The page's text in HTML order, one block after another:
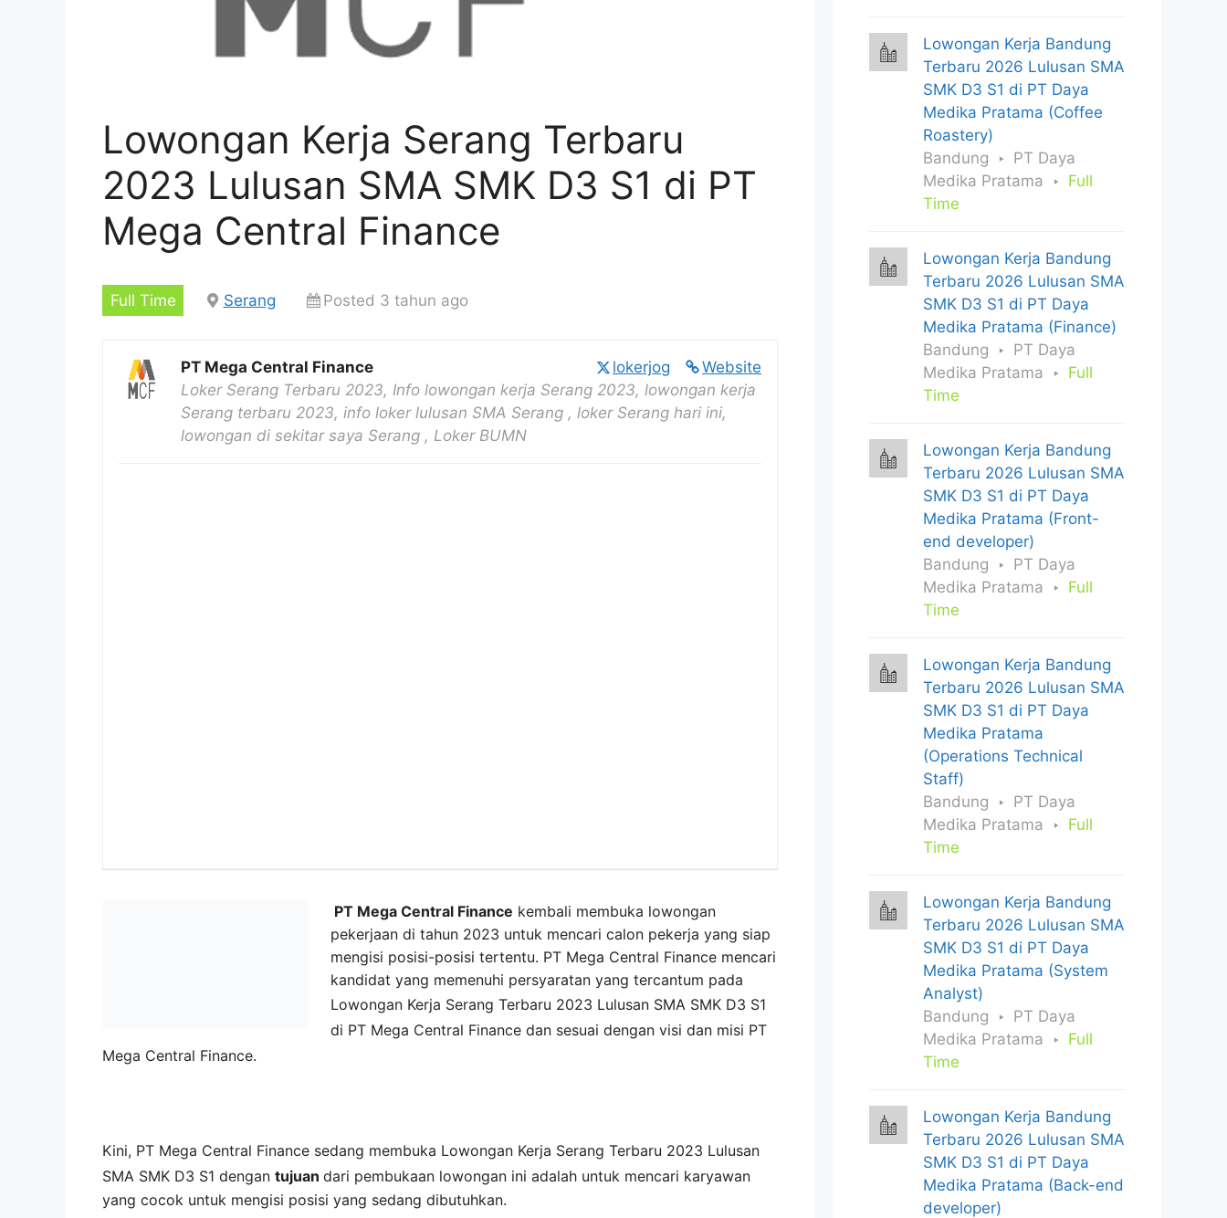
Lowongan Kerja Serang Terbaru
2023 Lulusan SMA SMK D3 S1 di PT
Mega Central Finance
Full Time Serang Posted 3 tahun ago
Website
lokerjog
PT Mega Central Finance
Loker Serang Terbaru 2023, Info lowongan kerja Serang 2023, lowongan kerja
Serang terbaru 2023, info loker lulusan SMA Serang , loker Serang hari ini,
lowongan di sekitar saya Serang , Loker BUMN
PT Mega Central Finance kembali membuka lowongan
pekerjaan di tahun 2023 untuk mencari calon pekerja yang siap
mengisi posisi-posisi tertentu. PT Mega Central Finance mencari
kandidat yang memenuhi persyaratan yang tercantum pada
Lowongan Kerja Serang Terbaru 2023 Lulusan SMA SMK D3 S1
di PT Mega Central Finance dan sesuai dengan visi dan misi PT
Mega Central Finance.
Kini, PT Mega Central Finance sedang membuka Lowongan Kerja Serang Terbaru 2023 Lulusan
SMA SMK D3 S1 dengan tujuan dari pembukaan lowongan ini adalah untuk mencari karyawan
yang cocok untuk mengisi posisi yang sedang dibutuhkan.
Lowongan Kerja Bandung
Terbaru 2026 Lulusan SMA
SMK D3 S1 di PT Daya
Medika Pratama (Coffee
Roastery)
Bandung
PT Daya
Medika Pratama
Full
Time
Lowongan Kerja Bandung
Terbaru 2026 Lulusan SMA
SMK D3 S1 di PT Daya
Medika Pratama (Finance)
Bandung
PT Daya
Medika Pratama
Full
Time
Lowongan Kerja Bandung
Terbaru 2026 Lulusan SMA
SMK D3 S1 di PT Daya
Medika Pratama (Front-
end developer)
Bandung
PT Daya
Medika Pratama
Full
Time
Lowongan Kerja Bandung
Terbaru 2026 Lulusan SMA
SMK D3 S1 di PT Daya
Medika Pratama
(Operations Technical
Staff)
Bandung
PT Daya
Medika Pratama
Full
Time
Lowongan Kerja Bandung
Terbaru 2026 Lulusan SMA
SMK D3 S1 di PT Daya
Medika Pratama (System
Analyst)
Bandung
PT Daya
Medika Pratama
Full
Time
Lowongan Kerja Bandung
Terbaru 2026 Lulusan SMA
SMK D3 S1 di PT Daya
Medika Pratama (Back-end
developer)